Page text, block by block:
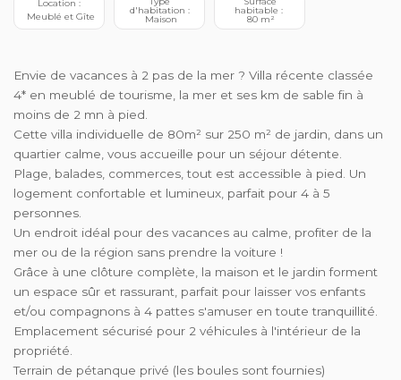
Location :
Meublé et Gîte
d'habitation :
Maison
habitable :
80 m²
Envie de vacances à 2 pas de la mer ? Villa récente classée
4* en meublé de tourisme, la mer et ses km de sable fin à
moins de 2 mn à pied.
Cette villa individuelle de 80m² sur 250 m² de jardin, dans un
quartier calme, vous accueille pour un séjour détente.
Plage, balades, commerces, tout est accessible à pied. Un
logement confortable et lumineux, parfait pour 4 à 5
personnes.
Un endroit idéal pour des vacances au calme, profiter de la
mer ou de la région sans prendre la voiture !
Grâce à une clôture complète, la maison et le jardin forment
un espace sûr et rassurant, parfait pour laisser vos enfants
et/ou compagnons à 4 pattes s'amuser en toute tranquillité.
Emplacement sécurisé pour 2 véhicules à l'intérieur de la
propriété.
Terrain de pétanque privé (les boules sont fournies)